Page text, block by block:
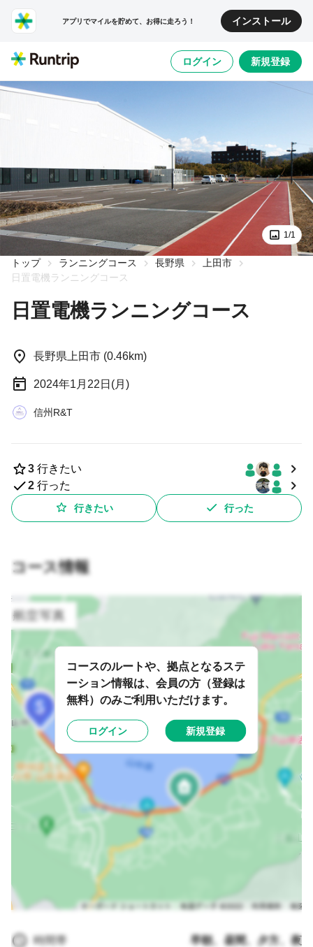
アプリでマイルを貯めて、お得に走ろう！ インストール
ログイン 新規登録
1/1
トップ ランニングコース 長野県
上田市
日置電機ランニングコース
日置電機ランニングコース
長野県上田市 (0.46km)
2024年1月22日(月)
信州R&T
3 行きたい
2 行った
行きたい 行った
コース情報
時間帯 早朝、昼間、夕方、夜
コースのルートや、拠点となるステ
ーション情報は、会員の方（登録は
無料）のみご利用いただけます。
ログイン 新規登録